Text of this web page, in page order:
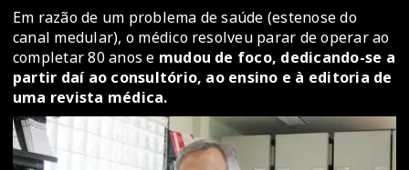
Em razão de um problema de saúde (estenose do
canal medular), o médico resolveu parar de operar ao
completar 80 anos e mudou de foco, dedicando-se a
partir daí ao consultório, ao ensino e à editoria de
uma revista médica.